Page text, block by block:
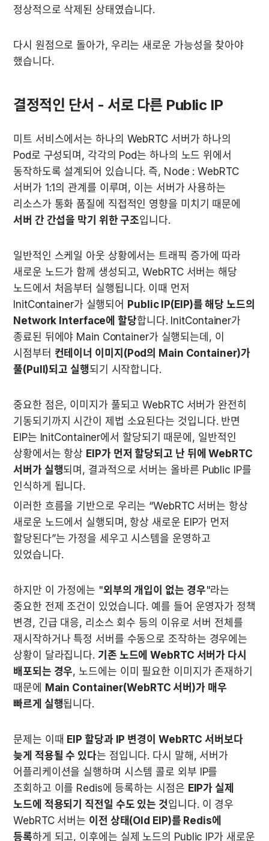
정상적으로 삭제된 상태였습니다.
다시 원점으로 돌아가, 우리는 새로운 가능성을 찾아야
했습니다.
결정적인 단서 - 서로 다른 Public IP
미트 서비스에서는 하나의 WebRTC 서버가 하나의
Pod로 구성되며, 각각의 Pod는 하나의 노드 위에서
동작하도록 설계되어 있습니다. 즉, Node : WebRTC
서버가 1:1의 관계를 이루며, 이는 서버가 사용하는
서버 간 간섭을 막기 위한 구조입니다.
일반적인 스케일 아웃 상황에서는 트래픽 증가에 따라
새로운 노드가 함께 생성되고, WebRTC 서버는 해당
노드에서 처음부터 실행됩니다. 이때 먼저
InitContainer가 실행되어 Public IP(EIP)를 해당 노드의
Network Interface에 할당합니다. InitContainer가
종료된 뒤에야 Main Container가 실행되는데, 이
시점부터 컨테이너 이미지(Pod의 Main Container)가
풀(Pull)되고 실행되기 시작합니다.
중요한 점은, 이미지가 풀되고 WebRTC 서버가 완전히
기동되기까지 시간이 제법 소요된다는 것입니다. 반면
EIP는 InitContainer에서 할당되기 때문에, 일반적인
상황에서는 항상 EIP가 먼저 할당되고 난 뒤에 WebRTC
서버가 실행되며, 결과적으로 서버는 올바른 Public IP를
인식하게 됩니다.
이러한 흐름을 기반으로 우리는 “WebRTC 서버는 항상
새로운 노드에서 실행되며, 항상 새로운 EIP가 먼저
할당된다”는 가정을 세우고 시스템을 운영하고
있었습니다.
하지만 이 가정에는 "외부의 개입이 없는 경우"라는
중요한 전제 조건이 있었습니다. 예를 들어 운영자가 정책
변경, 긴급 대응, 리소스 회수 등의 이유로 서버 전체를
재시작하거나 특정 서버를 수동으로 조작하는 경우에는
상황이 달라집니다. 기존 노드에 WebRTC 서버가 다시
배포되는 경우, 노드에는 이미 필요한 이미지가 존재하기
때문에 Main Container(WebRTC 서버)가 매우
빠르게 실행됩니다.
문제는 이때 EIP 할당과 IP 변경이 WebRTC 서버보다
늦게 적용될 수 있다는 점입니다. 다시 말해, 서버가
어플리케이션을 실행하며 시스템 콜로 외부 IP를
조회하고 이를 Redis에 등록하는 시점은 EIP가 실제
노드에 적용되기 직전일 수도 있는 것입니다. 이 경우
WebRTC 서버는 이전 상태(Old EIP)를 Redis에
등록하게 되고, 이후에는 실제 노드의 Public IP가 새로운